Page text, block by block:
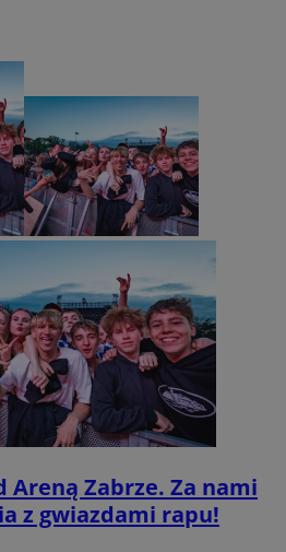
Areną Zabrze. Za nami
z gwiazdami rapu!